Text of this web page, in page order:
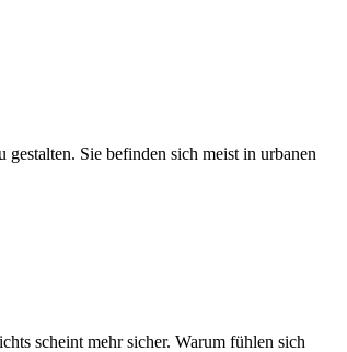
Sie befinden sich meist in urbanen
scheint mehr sicher. Warum fühlen sich